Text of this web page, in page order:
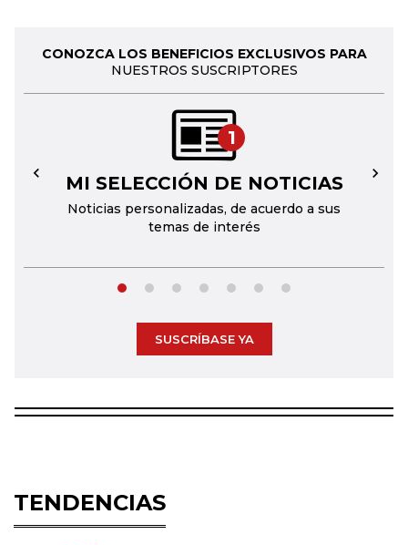
CONOZCA LOS BENEFICIOS EXCLUSIVOS PARA
NUESTROS SUSCRIPTORES
1
MI SELECCIÓN DE NOTICIAS
Noticias personalizadas, de acuerdo a sus
temas de interés
← →
SUSCRÍBASE YA
TENDENCIAS